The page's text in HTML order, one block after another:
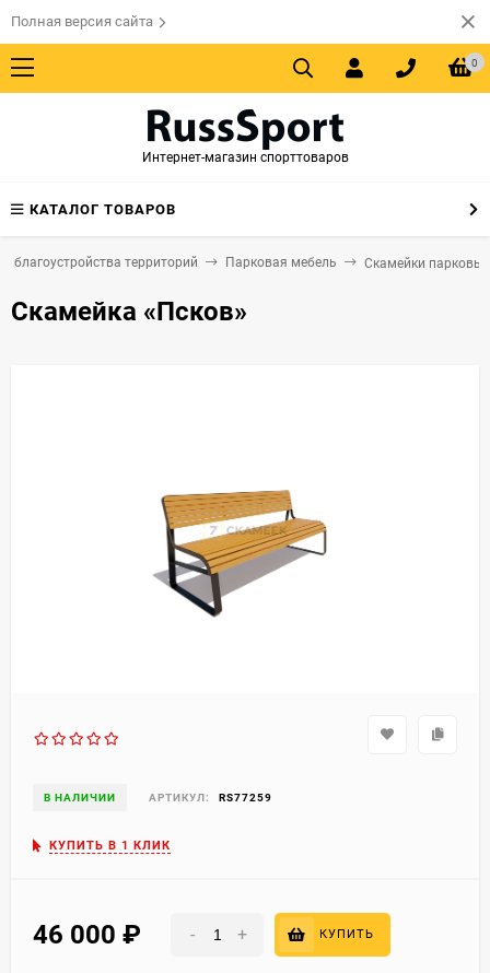
Полная версия сайта
0
Интернет-магазин спорттоваров
КАТАЛОГ ТОВАРОВ
территорий Парковая мебель Скамейки парковые
Скамейка «Псков»
В НАЛИЧИИ АРТИКУЛ: RS77259
КУПИТЬ В 1 КЛИК
46 000 - + КУПИТЬ